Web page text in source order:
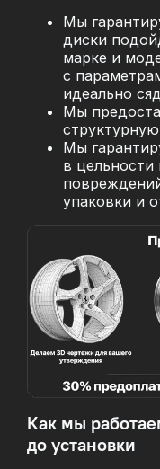
Мы
диски
марке и
с
идеально
Мы
Мы
в цельности
упаковки и
Как мы
до установки